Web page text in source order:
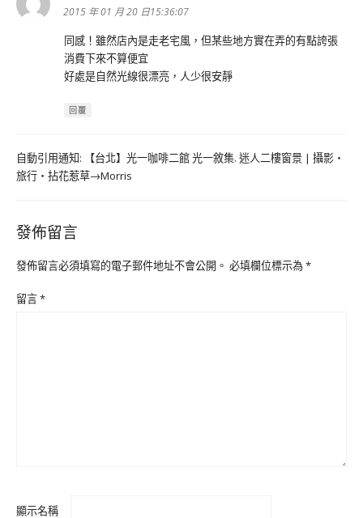
示:
2015 年 01 月 20 日15:36:07
同感！雖然店內是走老宅風，但某些地方實在弄的有點誇張
消費下來不算便宜
好處是自然光線很漂亮，人少很安靜
回覆
自動引用通知:
【台北】光一咖啡二館 光一敘集. 迷人二樓窗景 | 攝影‧
旅行‧拈花惹草→Morris
發佈留言
發佈留言必須填寫的電子郵件地址不會公開。 必填欄位標示為*
留言*
顯示名稱